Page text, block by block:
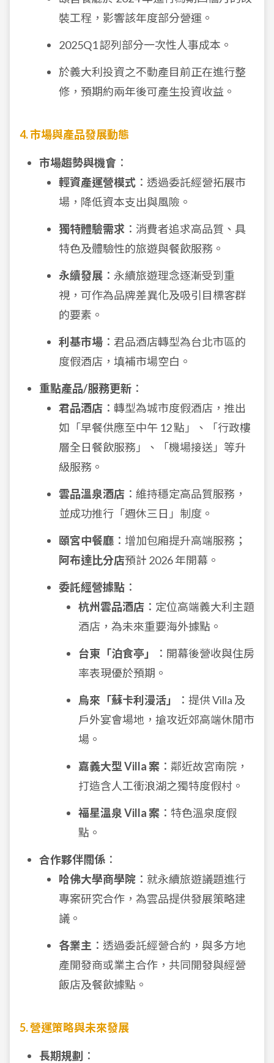
裝工程，影響該年度部分營運。
2025Q1 認列部分一次性人事成本。
於義大利投資之不動產目前正在進行整
修，預期約兩年後可產生投資收益。
4. 市場與產品發展動態
市場趨勢與機會 ：
輕資產運營模式 ：透過委託經營拓展市
場，降低資本支出與風險。
獨特體驗需求 ：消費者追求高品質、具
特色及體驗性的旅遊與餐飲服務。
永續發展 ：永續旅遊理念逐漸受到重
視，可作為品牌差異化及吸引目標客群
的要素。
利基市場 ：君品酒店轉型為台北市區的
度假酒店，填補市場空白。
重點產品/服務更新 ：
君品酒店 ：轉型為城市度假酒店，推出
如「早餐供應至中午 12 點」、「行政樓
層全日餐飲服務」、「機場接送」等升
級服務。
雲品溫泉酒店 ：維持穩定高品質服務，
並成功推行「週休三日」制度。
頤宮中餐廳 ：增加包廂提升高端服務；
阿布達比分店預計 2026 年開幕。
委託經營據點 ：
杭州雲品酒店 ：定位高端義大利主題
酒店，為未來重要海外據點。
台東「泊食亭」
：開幕後營收與住房
率表現優於預期。
烏來「蘇卡利漫活」
：提供 Villa 及
戶外宴會場地，搶攻近郊高端休閒市
場。
嘉義大型 Villa 案 ：鄰近故宮南院，
打造含人工衝浪湖之獨特度假村。
福星溫泉 Villa 案 ：特色溫泉度假
點。
合作夥伴關係 ：
哈佛大學商學院 ：就永續旅遊議題進行
專案研究合作，為雲品提供發展策略建
議。
各業主 ：透過委託經營合約，與多方地
產開發商或業主合作，共同開發與經營
飯店及餐飲據點。
5. 營運策略與未來發展
長期規劃 ：